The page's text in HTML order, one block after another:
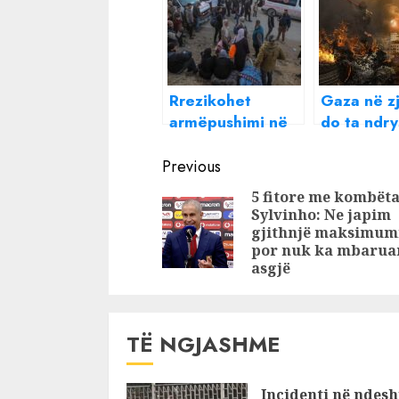
Rrezikohet
armëpushimi në
bllokon rikthimin
Gaza në
do ta
Continue
Reading
Previous
5 fitore me
Sylvinho: Ne japim
gjithnjë
por nuk ka
asgjë
TË NGJASHME
Incidenti në